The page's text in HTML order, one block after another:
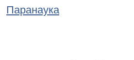
Паранаука